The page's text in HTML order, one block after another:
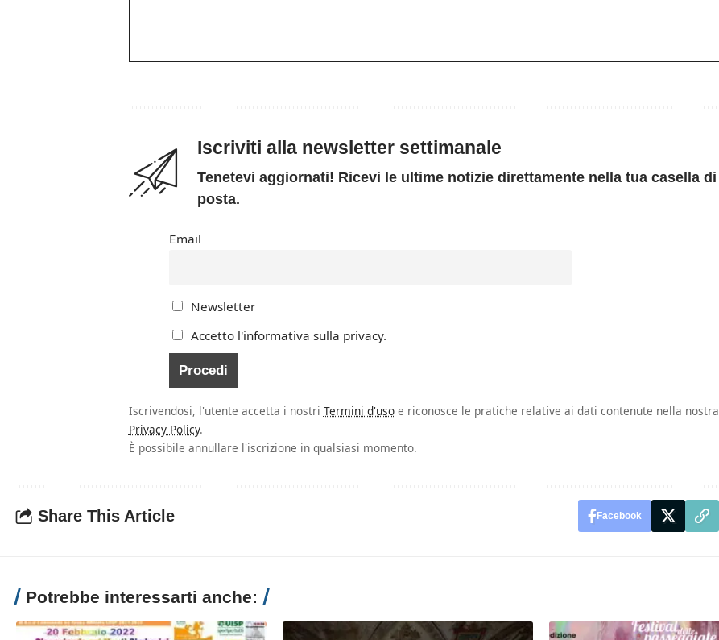
Iscriviti alla newsletter settimanale
Tenetevi aggiornati! Ricevi le ultime notizie direttamente nella tua casella di
posta.
Email
Newsletter
Accetto l'informativa sulla privacy.
Iscrivendosi, l'utente accetta i nostri Termini d'usoe riconosce le pratiche relative ai dati contenute nella nostra
Privacy Policy.
È possibile annullare l'iscrizione in qualsiasi momento.
Share This Article Facebook
Potrebbe interessarti anche: